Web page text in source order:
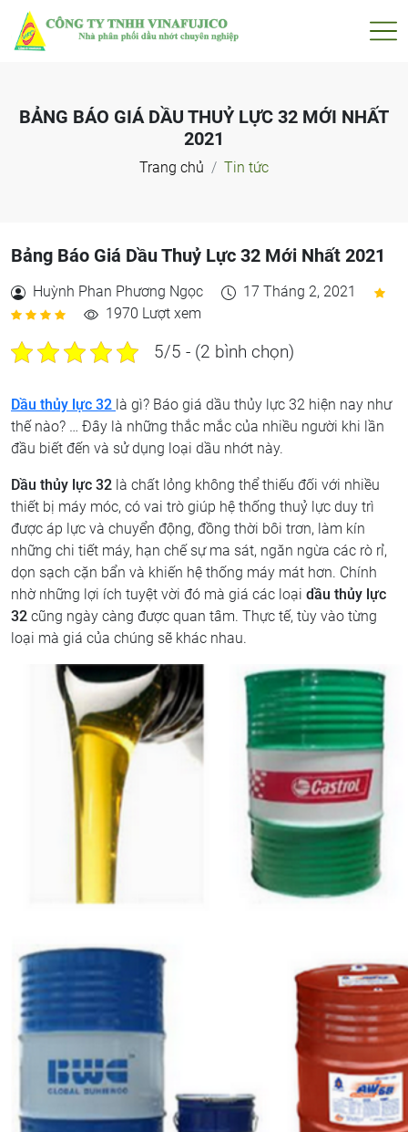
BẢNG BÁO GIÁ DẦU THUỶ LỰC 32 MỚI NHẤT
2021
Trang chủ Tin tức
Bảng Báo Giá Dầu Thuỷ Lực 32 Mới Nhất 2021
Huỳnh Phan Phương Ngọc
17 Tháng 2, 2021
1970 Lượt xem
5/5 - (2 bình chọn)
Dầu thủy lực 32 là gì? Báo giá dầu thủy lực 32 hiện nay như
thế nào? … Đây là những thắc mắc của nhiều người khi lần
đầu biết đến và sử dụng loại dầu nhớt này.
Dầu thủy lực 32 là chất lỏng không thể thiếu đối với nhiều
thiết bị máy móc, có vai trò giúp hệ thống thuỷ lực duy trì
được áp lực và chuyển động, đồng thời bôi trơn, làm kín
những chi tiết máy, hạn chế sự ma sát, ngăn ngừa các rò rỉ,
dọn sạch cặn bẩn và khiến hệ thống máy mát hơn. Chính
nhờ những lợi ích tuyệt vời đó mà giá các loại dầu thủy lực
32 cũng ngày càng được quan tâm. Thực tế, tùy vào từng
loại mà giá của chúng sẽ khác nhau.